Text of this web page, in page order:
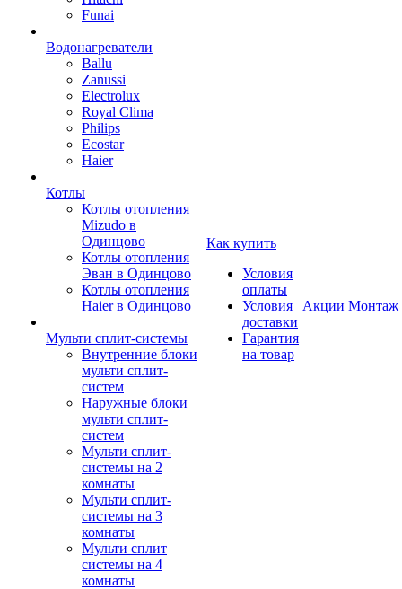
Funai
Водонагреватели
Ballu
Zanussi
Electrolux
Royal Clima
Philips
Ecostar
Haier
Котлы
Котлы отопления
Mizudo в
Одинцово
Котлы отопления
Эван в Одинцово
Котлы отопления
Haier в Одинцово
Мульти сплит-системы
Внутренние блоки
мульти сплит-
систем
Наружные блоки
мульти сплит-
систем
Мульти сплит-
системы на 2
комнаты
Мульти сплит-
системы на 3
комнаты
Мульти сплит
системы на 4
комнаты
Как купить
Условия
оплаты
Условия
доставки
Гарантия
на товар
Акции Монтаж